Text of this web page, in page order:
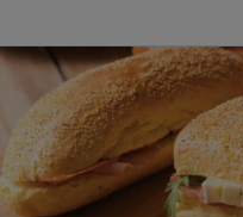
Maisbroodje